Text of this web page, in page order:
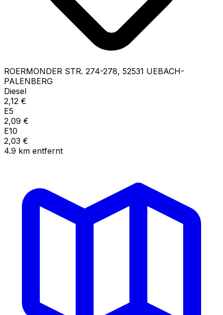
ROERMONDER STR. 274-278, 52531 UEBACH-
PALENBERG
Diesel
2,12 €
E5
2,09 €
E10
2,03 €
4.9 km entfernt